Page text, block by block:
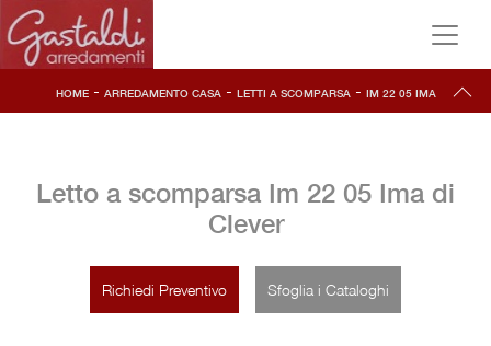
HOME- ARREDAMENTO CASA- LETTI A SCOMPARSA - IM 22 05 IMA
Letto a scomparsa Im 22 05 Ima di
Clever
Richiedi Preventivo Sfoglia i Cataloghi